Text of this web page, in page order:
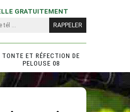
GRATUITEMENT
TONTE ET RÉFECTION DE
PELOUSE 08